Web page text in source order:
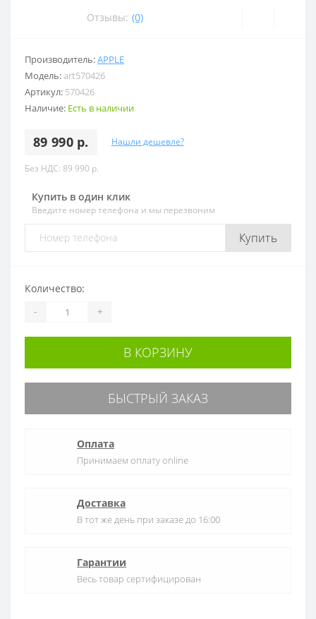
Отзывы: (0)
Производитель:APPLE
Модель: art570426
Артикул: 570426
Наличие: Есть в наличии
89 990 р. Нашли дешевле?
Без НДС: 89 990 р.
Купить в один клик
Введите номер телефона и мы перезвоним
Купить
Количество:
- +
В КОРЗИНУ
БЫСТРЫЙ ЗАКАЗ
Оплата
Принимаем оплату online
Доставка
В тот же день при заказе до 16:00
Гарантии
Весь товар сертифицирован